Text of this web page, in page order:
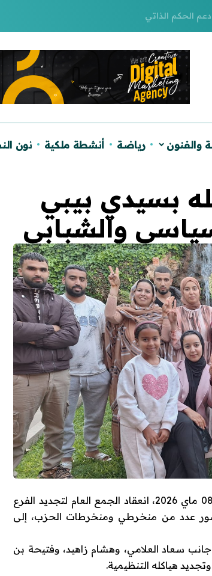
الحكم الذاتي
والفنون رياضة أنشطة ملكية نون
بسيدي بيبي
والشبابي
شهد مركب العيون التابع لجماعة سيدي بيبي، مساء الجمعة 08 ماي 2026، انعقاد الجمع العام لتجديد الفرع
عدد من منخرطي ومنخرطات الحزب، إلى
سعاد العلامي، وهشام زاهيد، وفتيحة بن
هياكله التنظيمية.